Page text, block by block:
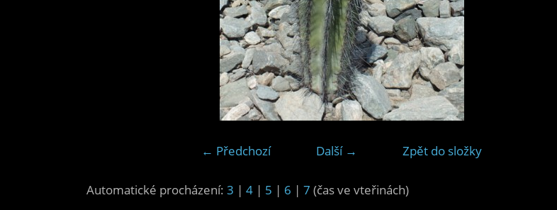
← Předchozí Další → Zpět do složky
Automatické procházení: 3 | 4 | 5 | 6 | 7 (čas ve vteřinách)